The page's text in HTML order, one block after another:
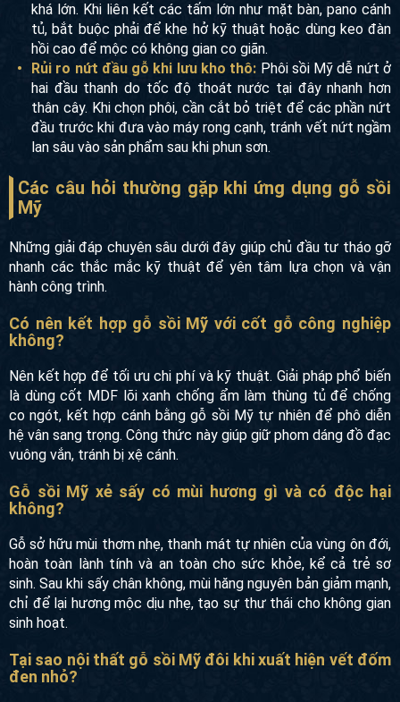
khá lớn. Khi liên kết các tấm lớn như mặt bàn, pano cánh
tủ, bắt buộc phải để khe hở kỹ thuật hoặc dùng keo đàn
hồi cao để mộc có không gian co giãn.
Rủi ro nứt đầu gỗ khi lưu kho thô: Phôi sồi Mỹ dễ nứt ở
hai đầu thanh do tốc độ thoát nước tại đây nhanh hơn
thân cây. Khi chọn phôi, cần cắt bỏ triệt để các phần nứt
đầu trước khi đưa vào máy rong cạnh, tránh vết nứt ngầm
lan sâu vào sản phẩm sau khi phun sơn.
Các câu hỏi thường gặp khi ứng dụng gỗ sồi
Mỹ
Những giải đáp chuyên sâu dưới đây giúp chủ đầu tư tháo gỡ
nhanh các thắc mắc kỹ thuật để yên tâm lựa chọn và vận
hành công trình.
Có nên kết hợp gỗ sồi Mỹ với cốt gỗ công nghiệp
không?
Nên kết hợp để tối ưu chi phí và kỹ thuật. Giải pháp phổ biến
là dùng cốt MDF lõi xanh chống ẩm làm thùng tủ để chống
co ngót, kết hợp cánh bằng gỗ sồi Mỹ tự nhiên để phô diễn
hệ vân sang trọng. Công thức này giúp giữ phom dáng đồ đạc
vuông vắn, tránh bị xệ cánh.
Gỗ sồi Mỹ xẻ sấy có mùi hương gì và có độc hại
không?
Gỗ sở hữu mùi thơm nhẹ, thanh mát tự nhiên của vùng ôn đới,
hoàn toàn lành tính và an toàn cho sức khỏe, kể cả trẻ sơ
sinh. Sau khi sấy chân không, mùi hăng nguyên bản giảm mạnh,
chỉ để lại hương mộc dịu nhẹ, tạo sự thư thái cho không gian
sinh hoạt.
Tại sao nội thất gỗ sồi Mỹ đôi khi xuất hiện vết đốm
đen nhỏ?